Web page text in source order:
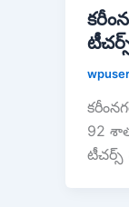
92
టీచర్స్